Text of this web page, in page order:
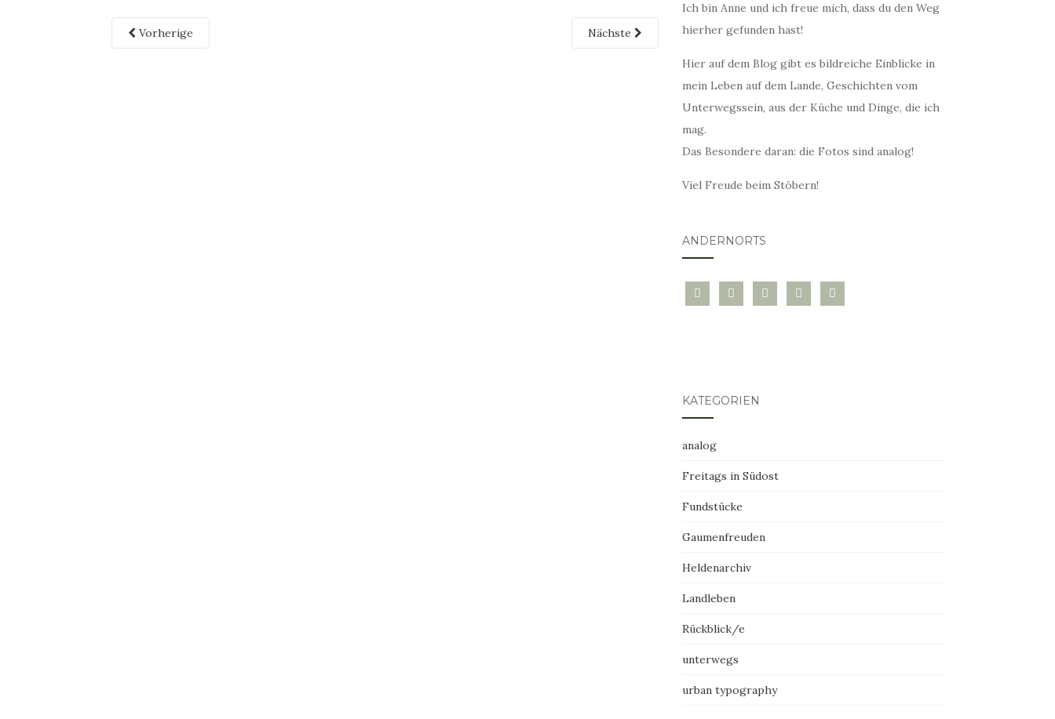
Vorherige Nächste
Ich bin Anne und ich freue mich, dass du den Weg
hierher gefunden hast!
Hier auf dem Blog gibt es bildreiche Einblicke in
mein Leben auf dem Lande, Geschichten vom
Unterwegssein, aus der Küche und Dinge, die ich
mag.
Das Besondere daran: die Fotos sind analog!
Viel Freude beim Stöbern!
ANDERNORTS
bloglovininstagramtwitter pinterest
mail
KATEGORIEN
analog
Freitags in Südost
Fundstücke
Gaumenfreuden
Heldenarchiv
Landleben
Rückblick/e
unterwegs
urban typography